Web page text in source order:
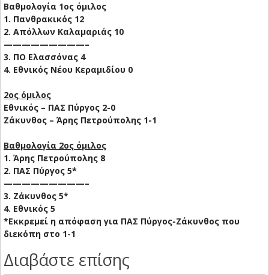
Βαθμολογία 1ος όμιλος
1. Πανθρακικός 12
2. Απόλλων Καλαμαριάς 10
—————————–
3. ΠΟ Ελασσόνας 4
4. Εθνικός Νέου Κεραμιδίου 0
2ος όμιλος
Εθνικός – ΠΑΣ Πύργος 2-0
Ζάκυνθος – Άρης Πετρούπολης 1-1
Βαθμολογία 2ος όμιλος
1. Άρης Πετρούπολης 8
2. ΠΑΣ Πύργος 5*
—————————–
3. Ζάκυνθος 5*
4. Εθνικός 5
*Εκκρεμεί η απόφαση για ΠΑΣ Πύργος-Ζάκυνθος που
διεκόπη στο 1-1
Διαβάστε επίσης